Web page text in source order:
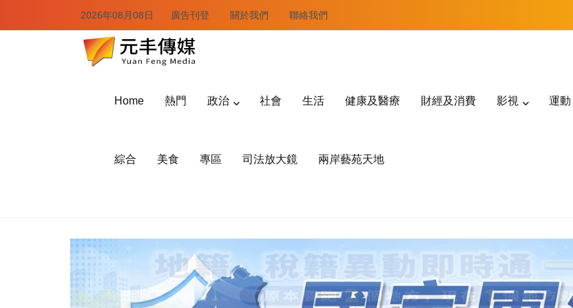
2026年08月08日 廣告刊登 關於我們 聯絡我們
Home 熱門 政治 社會 生活 健康及醫療 財經及消費 影視 運動
綜合 美食 專區 司法放大鏡 兩岸藝苑天地